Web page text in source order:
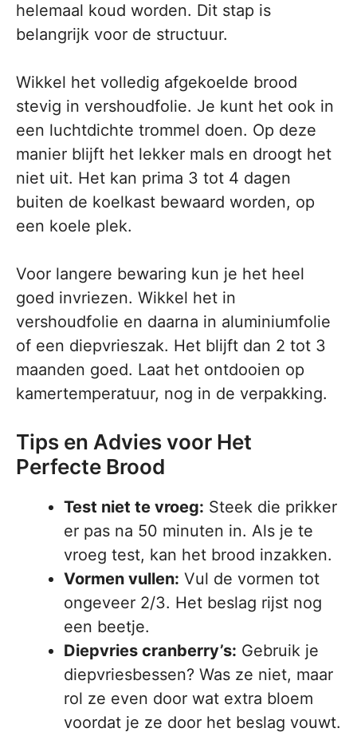
helemaal koud worden. Dit stap is
belangrijk voor de structuur.
Wikkel het volledig afgekoelde brood
stevig in vershoudfolie. Je kunt het ook in
een luchtdichte trommel doen. Op deze
manier blijft het lekker mals en droogt het
niet uit. Het kan prima 3 tot 4 dagen
buiten de koelkast bewaard worden, op
een koele plek.
Voor langere bewaring kun je het heel
goed invriezen. Wikkel het in
vershoudfolie en daarna in aluminiumfolie
of een diepvrieszak. Het blijft dan 2 tot 3
maanden goed. Laat het ontdooien op
kamertemperatuur, nog in de verpakking.
Tips en Advies voor Het
Perfecte Brood
Test niet te vroeg: Steek die prikker
er pas na 50 minuten in. Als je te
vroeg test, kan het brood inzakken.
Vormen vullen: Vul de vormen tot
ongeveer 2/3. Het beslag rijst nog
een beetje.
Diepvries cranberry’s: Gebruik je
diepvriesbessen? Was ze niet, maar
rol ze even door wat extra bloem
voordat je ze door het beslag vouwt.